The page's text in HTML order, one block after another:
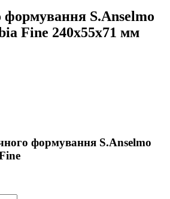
формування S.Anselmo
Fine 240х55х71 мм
формування S.Anselmo